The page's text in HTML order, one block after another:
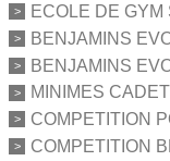
ECOLE DE
BENJAMINS
BENJAMINS
MINIMES
COMPETITION
COMPETITION